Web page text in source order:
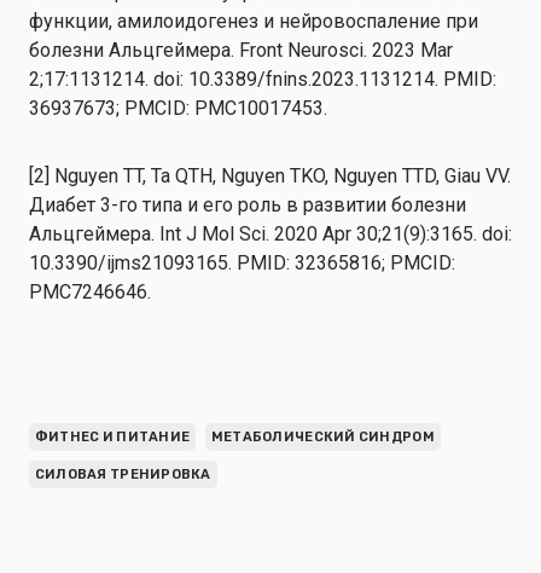
функции, амилоидогенез и нейровоспаление при
болезни Альцгеймера. Front Neurosci. 2023 Mar
2;17:1131214. doi: 10.3389/fnins.2023.1131214. PMID:
36937673; PMCID: PMC10017453.
[2] Nguyen TT, Ta QTH, Nguyen TKO, Nguyen TTD, Giau VV.
Диабет 3-го типа и его роль в развитии болезни
Альцгеймера. Int J Mol Sci. 2020 Apr 30;21(9):3165. doi:
10.3390/ijms21093165. PMID: 32365816; PMCID:
PMC7246646.
ФИТНЕС И ПИТАНИЕ МЕТАБОЛИЧЕСКИЙ СИНДРОМ
СИЛОВАЯ ТРЕНИРОВКА